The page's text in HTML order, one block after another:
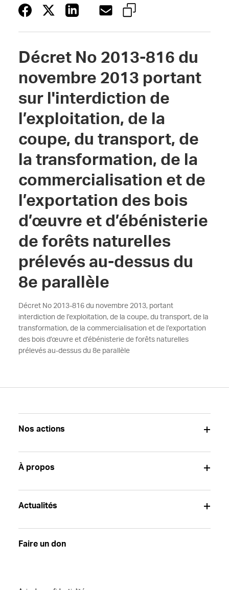
Décret No 2013-816 du
novembre 2013 portant
sur l'interdiction de
l’exploitation, de la
coupe, du transport, de
la transformation, de la
commercialisation et de
l’exportation des bois
d’œuvre et d’ébénisterie
de forêts naturelles
prélevés au-dessus du
8e parallèle
Décret No 2013-816 du novembre 2013, portant
interdiction de l’exploitation, de la coupe, du transport, de la
transformation, de la commercialisation et de l’exportation
des bois d’œuvre et d’ébénisterie de forêts naturelles
prélevés au-dessus du 8e parallèle
Nos actions
À propos
Actualités
Faire un don